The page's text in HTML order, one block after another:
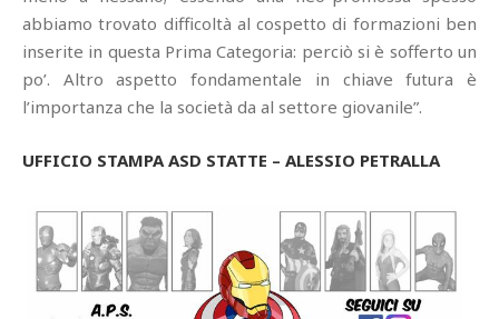
abbiamo trovato difficoltà al cospetto di formazioni ben
inserite in questa Prima Categoria: perciò si è sofferto un
po’. Altro aspetto fondamentale in chiave futura è
l’importanza che la società da al settore giovanile”.
UFFICIO STAMPA ASD STATTE – ALESSIO PETRALLA